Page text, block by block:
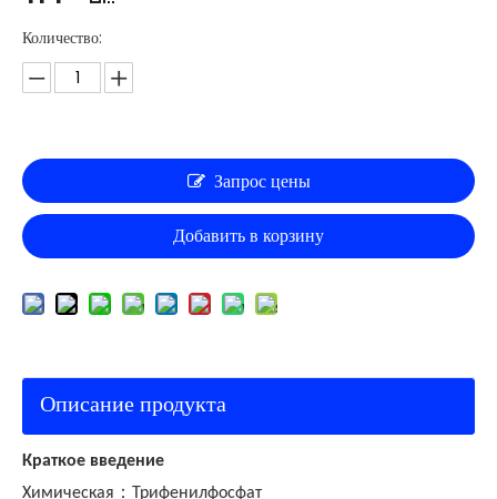
Количество:
Запрос цены
Добавить в корзину
Описание продукта
Краткое введение
Химическая ：
Трифенилфосфат